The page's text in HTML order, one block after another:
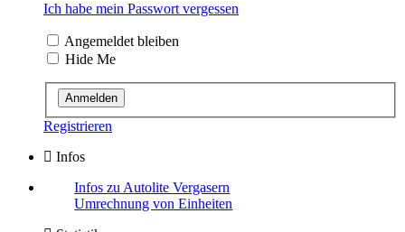
Ich habe mein Passwort vergessen
Angemeldet bleiben
Hide Me
Registrieren
Infos
Infos zu Autolite Vergasern
Umrechnung von Einheiten